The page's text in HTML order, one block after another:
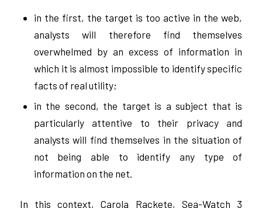
in the first, the target is too active in the web,
analysts will therefore find themselves
overwhelmed by an excess of information in
which it is almost impossible to identify specific
facts of real utility;
in the second, the target is a subject that is
particularly attentive to their privacy and
analysts will find themselves in the situation of
not being able to identify any type of
information on the net.
In this context, Carola Rackete, Sea-Watch 3